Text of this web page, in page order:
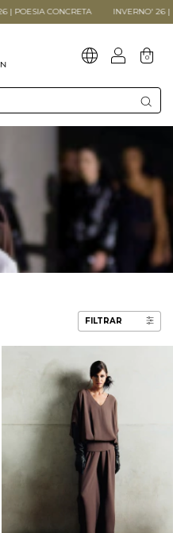
INVERNO' 26 | POESIA CONCRETA
0
FILTRAR